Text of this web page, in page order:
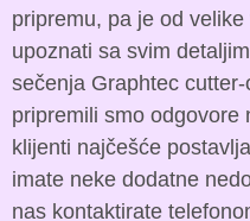
pripremu, pa je od
upoznati sa svim
sečenja Graphtec
pripremili smo odgovore
klijenti najčešće
imate neke dodatne
nas kontaktirate